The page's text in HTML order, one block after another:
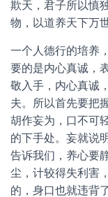
欺天，君子所以慎
物，以道养天下万
一个人德行的培养
要的是内心真诚，
敬入手，内心真诚
夫。所以首先要把
胡作妄为，口不可
的下手处。妄就说
告诉我们，养心要
尘，计较得失利害
的，身口也就违背